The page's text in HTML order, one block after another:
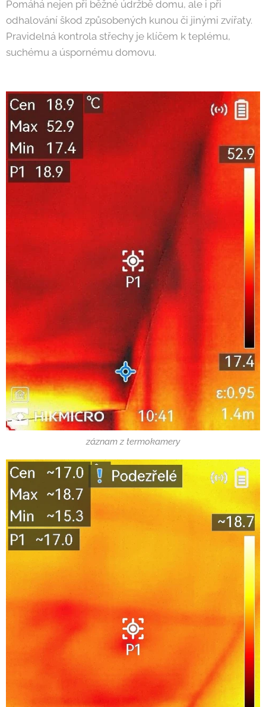
Pomáhá nejen při běžné údržbě domu, ale i při
odhalování škod způsobených kunou či jinými zvířaty.
Pravidelná kontrola střechy je klíčem k teplému,
suchému a úspornému domovu.
záznam z termokamery